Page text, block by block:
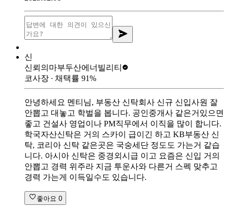
신
신뢰의마부두산에너빌리티
코사장 ∙ 채택률 91%
안녕하세요 멘티님, 부동산 신탁회사 신규 신입사원 잘
안뽑고 대놓고 학벌을 봅니다. 공인중개사 같은거있으면
좋고 건설사 영업이나 PM직무에서 이직을 많이 합니다.
학국자산신탁은 거의 스카이 급이긴 하고 KB부동산 신
탁, 코리아 신탁 같은곳은 국숭세단 정도도 가는거 같습
니다. 아시아 신탁은 중경외시급 이고 요즘은 신입 거의
안뽑고 경력 위주라 지금 투운사와 다른거 스펙 맞추고
경력 가는게 이득일수도 있습니다.
좋아요 0